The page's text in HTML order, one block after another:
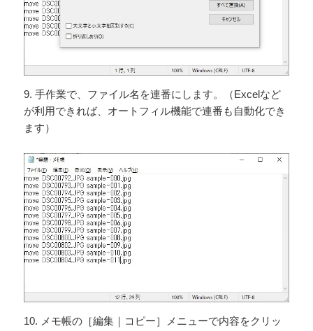
9. 手作業で、ファイル名を連番にします。（Excelなど
が利用できれば、オートフィル機能で連番も自動化でき
ます）
10. メモ帳の［編集｜コピー］メニューで内容をクリッ